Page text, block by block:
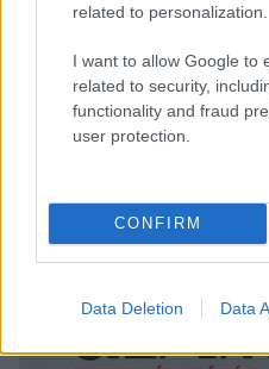
related to personalization.
I want to allow Google to
related to security,
functionality and fraud
user protection.
CONFIRM
Data Deletion Data
Dobj el mindent, jön
része!
Sosem találod ki,
Ratajkowski
Christina Applegate